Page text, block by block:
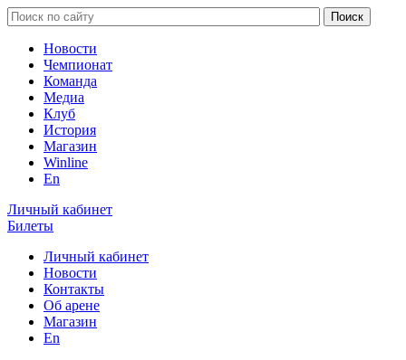
Новости
Чемпионат
Команда
Медиа
Клуб
История
Магазин
Winline
En
Личный кабинет
Билеты
Личный кабинет
Новости
Контакты
Об арене
Магазин
En